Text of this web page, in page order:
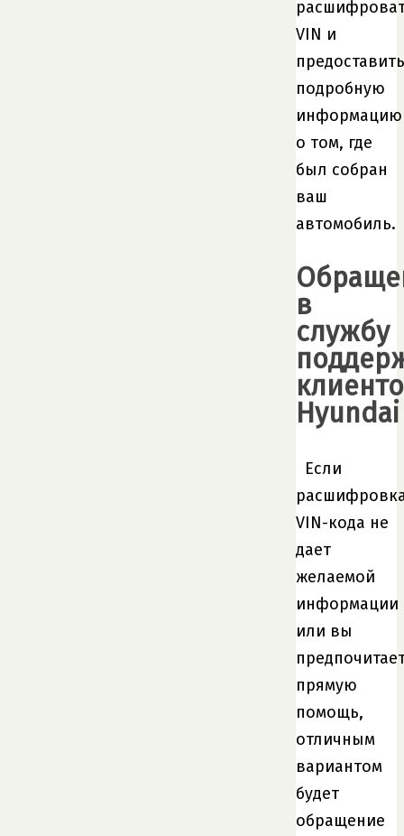
VIN и
предоставить
подробную
информацию
о том, где
был собран
ваш
автомобиль.
в
службу
Hyundai
Если
VIN-кода не
дает
желаемой
информации
или вы
прямую
помощь,
отличным
вариантом
будет
обращение